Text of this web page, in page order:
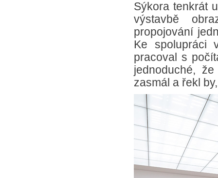
Sýkora tenkrát
výstavbě
propojování
Ke spolupráci
pracoval s
jednoduché,
zasmál a řekl